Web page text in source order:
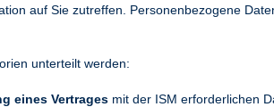
auf Sie zutreffen. Personenbezogene
unterteilt werden:
eines Vertrages mit der ISM erforderlichen